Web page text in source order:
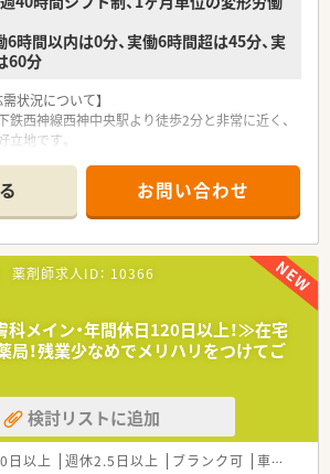
6時間以内は0分、実働6時間超は45分、実
60分
状況について】
西神線西神中央駅より徒歩2分と非常に近く、
地です。
ある店舗です。
、事務常勤5名と手厚い人員体制で、効率良く患
環境です。
る人物像について】
2名募集しており、本部からのヘルプが入るな
非常に高いです。
方や若手から55歳まで、幅広く意欲ある方の
迎しています。
の理念のもと、チームワークを大切にして働け
す。
て】
店舗を展開する地場チェーンであり、無借金経
経営基盤があります。
お問い合わせ
薬剤師求人ID： 10366
科メイン・年間休日120日以上！≫在宅
局！残業少なめでメリハリをつけてご
検討リストに追加
日以上 週休2.5日以上 ブランク可 車通勤可